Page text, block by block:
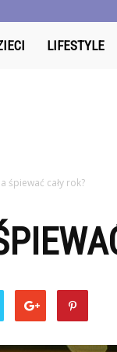
LIFESTYLE
śpiewać cały rok?